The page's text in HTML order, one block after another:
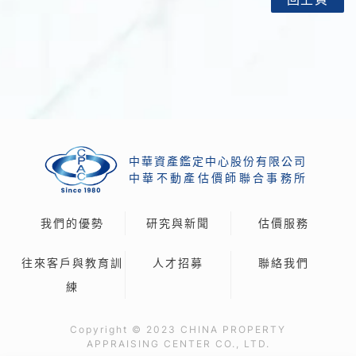
中華資產鑑定中心股份有限公司
中 華 不動 產 估價 師 聯合事 務 所
我們的優勢 研究與新聞 估價服務
往來客戶與教育訓
練
人才招募 聯絡我們
Copyright © 2023 CHINA PROPERTY
APPRAISING CENTER CO., LTD.